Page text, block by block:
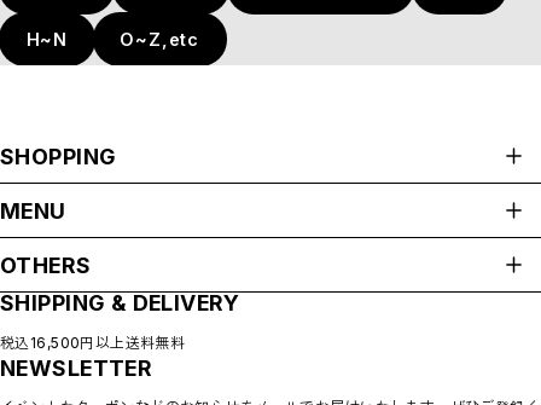
H~N O~Z,etc
SHOPPING
NEW ARRIVAL
◇SALE
◇BABY
MENU
SHOP GUIDE
PAYMENT METHODS
BLOG
OTHERS
プライバシーポリシー
特定商取引法に基づく表記
会員規約
SHIPPING & DELIVERY
税込16,500円以上送料無料
NEWSLETTER